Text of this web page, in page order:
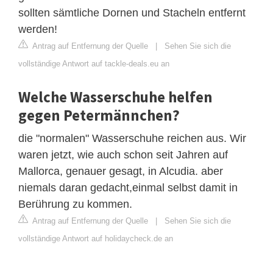
sollten sämtliche Dornen und Stacheln entfernt
werden!
Antrag auf Entfernung der Quelle | Sehen Sie sich die
vollständige Antwort auf tackle-deals.eu an
Welche Wasserschuhe helfen
gegen Petermännchen?
die "normalen" Wasserschuhe reichen aus. Wir
waren jetzt, wie auch schon seit Jahren auf
Mallorca, genauer gesagt, in Alcudia. aber
niemals daran gedacht,einmal selbst damit in
Berührung zu kommen.
Antrag auf Entfernung der Quelle | Sehen Sie sich die
vollständige Antwort auf holidaycheck.de an